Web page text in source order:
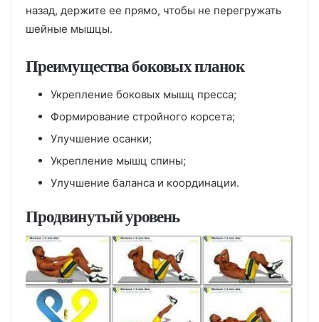
назад, держите ее прямо, чтобы не перегружать
шейные мышцы.
Преимущества боковых планок
Укрепление боковых мышц пресса;
Формирование стройного корсета;
Улучшение осанки;
Укрепление мышц спины;
Улучшение баланса и координации.
Продвинутый уровень